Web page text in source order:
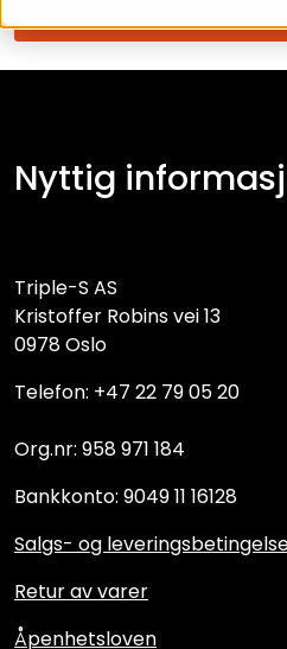
Nyttig
Triple-S AS
Kristoffer Robins vei 13
0978 Oslo
Telefon: +47 22 79 05 20
Org.nr: 958 971 184
Bankkonto: 9049 11 16128
Salgs- og
Retur av varer
Åpenhetsloven